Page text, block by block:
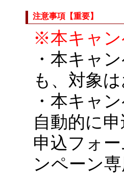
注意事項【重要】
※本キャン
・本キャ
も、対象
・本キャ
自動的に
申込フォ
ンペーン